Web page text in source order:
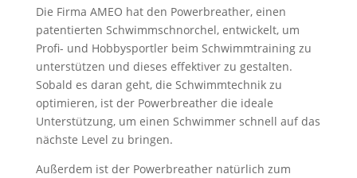
Die Firma AMEO hat den Powerbreather, einen
patentierten Schwimmschnorchel, entwickelt, um
Profi- und Hobbysportler beim Schwimmtraining zu
unterstützen und dieses effektiver zu gestalten.
Sobald es daran geht, die Schwimmtechnik zu
optimieren, ist der Powerbreather die ideale
Unterstützung, um einen Schwimmer schnell auf das
nächste Level zu bringen.
Außerdem ist der Powerbreather natürlich zum